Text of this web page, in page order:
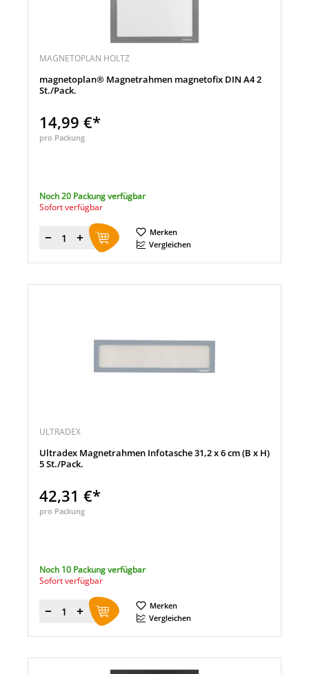
MAGNETOPLAN HOLTZ
magnetoplan® Magnetrahmen magnetofix DIN A4 2
St./Pack.
14,99 €*
pro Packung
Noch 20 Packung verfügbar
Sofort verfügbar
Menge
Merken
Vergleichen
ULTRADEX
Ultradex Magnetrahmen Infotasche 31,2 x 6 cm (B x H)
5 St./Pack.
42,31 €*
pro Packung
Noch 10 Packung verfügbar
Sofort verfügbar
Menge
Merken
Vergleichen